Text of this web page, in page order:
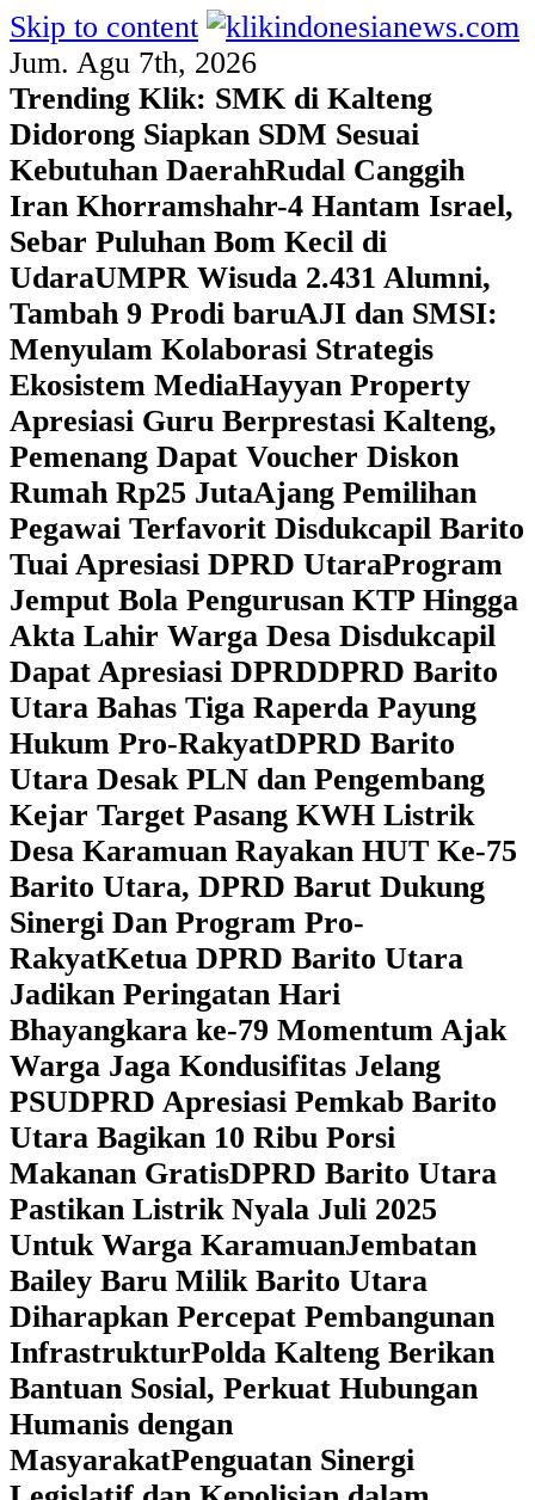
Skip to content
Jum. Agu 7th, 2026
Trending Klik: SMK di Kalteng
Didorong Siapkan SDM Sesuai
Kebutuhan DaerahRudal Canggih
Iran Khorramshahr-4 Hantam Israel,
Sebar Puluhan Bom Kecil di
UdaraUMPR Wisuda 2.431 Alumni,
Tambah 9 Prodi baruAJI dan SMSI:
Menyulam Kolaborasi Strategis
Ekosistem MediaHayyan Property
Apresiasi Guru Berprestasi Kalteng,
Pemenang Dapat Voucher Diskon
Rumah Rp25 JutaAjang Pemilihan
Pegawai Terfavorit Disdukcapil Barito
Tuai Apresiasi DPRD UtaraProgram
Jemput Bola Pengurusan KTP Hingga
Akta Lahir Warga Desa Disdukcapil
Dapat Apresiasi DPRDDPRD Barito
Utara Bahas Tiga Raperda Payung
Hukum Pro-RakyatDPRD Barito
Utara Desak PLN dan Pengembang
Kejar Target Pasang KWH Listrik
Desa Karamuan Rayakan HUT Ke-75
Barito Utara, DPRD Barut Dukung
Sinergi Dan Program Pro-
RakyatKetua DPRD Barito Utara
Jadikan Peringatan Hari
Bhayangkara ke-79 Momentum Ajak
Warga Jaga Kondusifitas Jelang
PSUDPRD Apresiasi Pemkab Barito
Utara Bagikan 10 Ribu Porsi
Makanan GratisDPRD Barito Utara
Pastikan Listrik Nyala Juli 2025
Untuk Warga KaramuanJembatan
Bailey Baru Milik Barito Utara
Diharapkan Percepat Pembangunan
InfrastrukturPolda Kalteng Berikan
Bantuan Sosial, Perkuat Hubungan
Humanis dengan
MasyarakatPenguatan Sinergi